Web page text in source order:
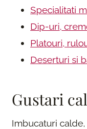
Specialitati
Dip-uri,
Platouri,
Deserturi si
Gustari
Imbucaturi